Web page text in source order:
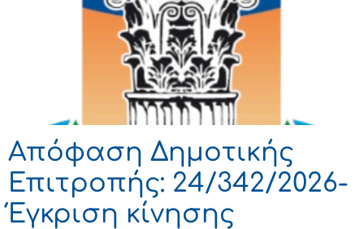
Απόφαση Δημοτικής
Επιτροπής: 24/342/2026-
Έγκριση κίνησης